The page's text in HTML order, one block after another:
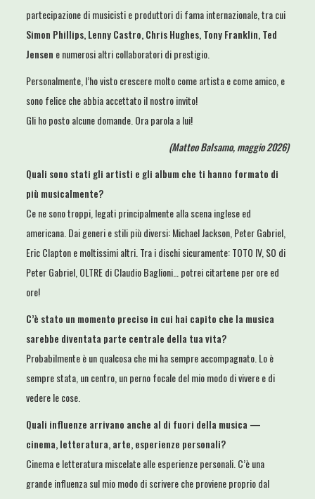
partecipazione di musicisti e produttori di fama internazionale, tra cui
Simon Phillips, Lenny Castro, Chris Hughes, Tony Franklin, Ted
Jensen e numerosi altri collaboratori di prestigio.
Personalmente, l’ho visto crescere molto come artista e come amico, e
sono felice che abbia accettato il nostro invito!
Gli ho posto alcune domande. Ora parola a lui!
(Matteo Balsamo, maggio 2026)
Quali sono stati gli artisti e gli album che ti hanno formato di
più musicalmente?
Ce ne sono troppi, legati principalmente alla scena inglese ed
americana. Dai generi e stili più diversi: Michael Jackson, Peter Gabriel,
Eric Clapton e moltissimi altri. Tra i dischi sicuramente: TOTO IV, SO di
Peter Gabriel, OLTRE di Claudio Baglioni… potrei citartene per ore ed
ore!
C’è stato un momento preciso in cui hai capito che la musica
sarebbe diventata parte centrale della tua vita?
Probabilmente è un qualcosa che mi ha sempre accompagnato. Lo è
sempre stata, un centro, un perno focale del mio modo di vivere e di
vedere le cose.
Quali influenze arrivano anche al di fuori della musica —
cinema, letteratura, arte, esperienze personali?
Cinema e letteratura miscelate alle esperienze personali. C’è una
grande influenza sul mio modo di scrivere che proviene proprio dal